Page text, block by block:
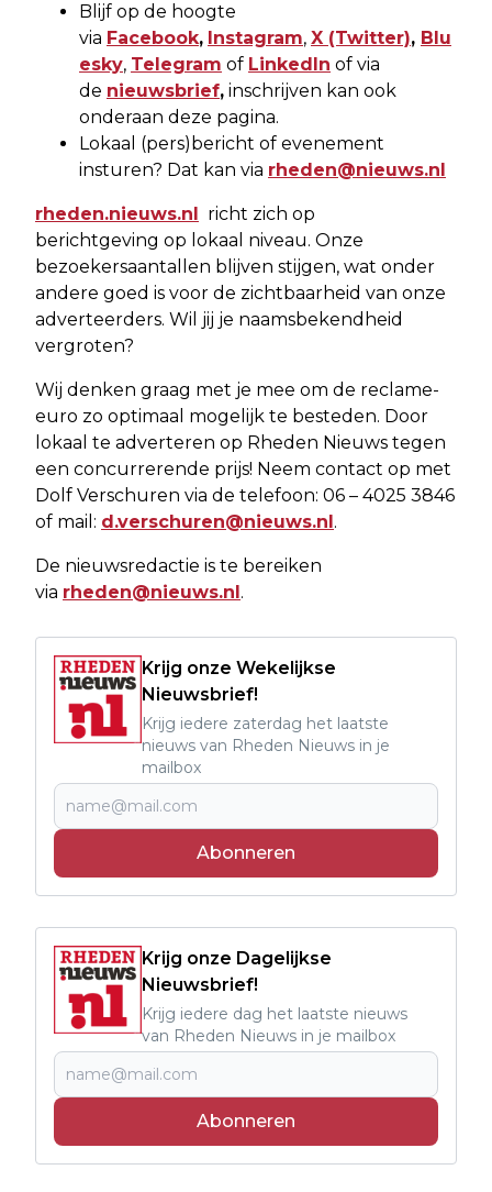
Blijf op de hoogte
via Facebook, Instagram, X (Twitter), Blu
esky, Telegram of LinkedIn of via
de nieuwsbrief, inschrijven kan ook
onderaan deze pagina.
Lokaal (pers)bericht of evenement
insturen? Dat kan via rheden@nieuws.nl
rheden.nieuws.nl richt zich op
berichtgeving op lokaal niveau. Onze
bezoekersaantallen blijven stijgen, wat onder
andere goed is voor de zichtbaarheid van onze
adverteerders. Wil jij je naamsbekendheid
vergroten?
Wij denken graag met je mee om de reclame-
euro zo optimaal mogelijk te besteden. Door
lokaal te adverteren op Rheden Nieuws tegen
een concurrerende prijs! Neem contact op met
Dolf Verschuren via de telefoon: 06 – 4025 3846
of mail: d.verschuren@nieuws.nl.
De nieuwsredactie is te bereiken
via rheden@nieuws.nl.
Krijg onze Wekelijkse
Nieuwsbrief!
Krijg iedere zaterdag het laatste
nieuws van Rheden Nieuws in je
mailbox
Abonneren
Krijg onze Dagelijkse
Nieuwsbrief!
Krijg iedere dag het laatste nieuws
van Rheden Nieuws in je mailbox
Abonneren